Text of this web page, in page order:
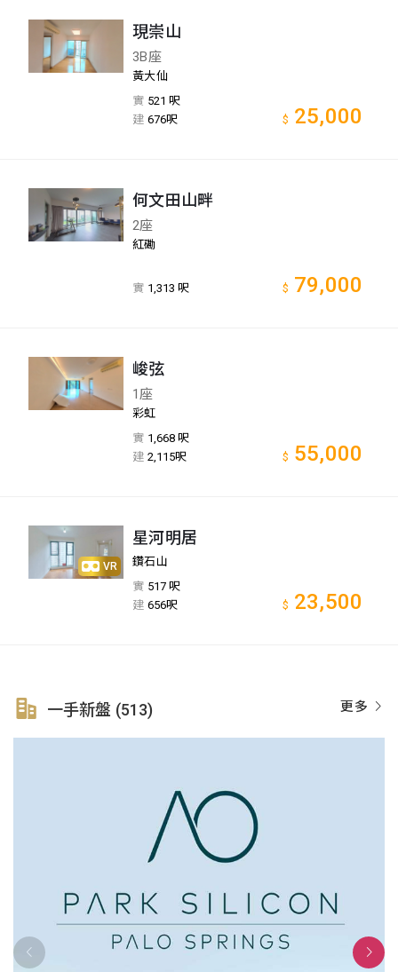
現崇山
3B座
黃大仙
實 521 呎
建 676呎 $ 25,000
何文田山畔
2座
紅磡
實 1,313 呎 $ 79,000
峻弦
1座
彩虹
實 1,668 呎
建 2,115呎 $ 55,000
VR
星河明居
鑽石山
實 517 呎
建 656呎 $ 23,500
更多
一手新盤 (513)